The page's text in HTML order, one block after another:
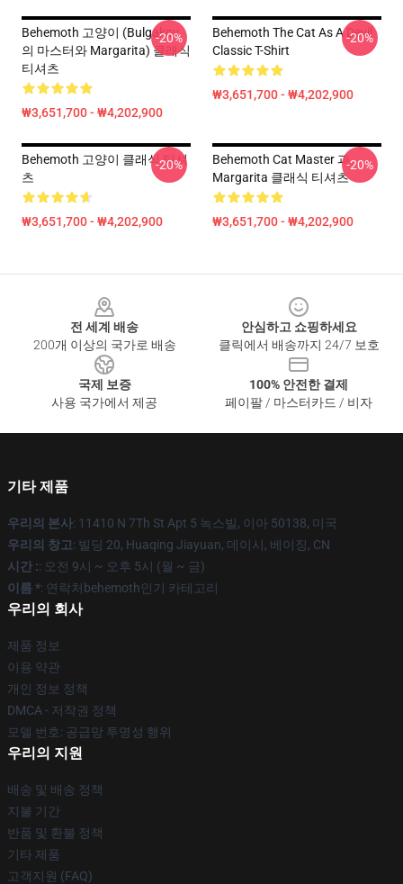
Behemoth 고양이 (Bulgakov
의 마스터와 Margarita) 클래식
티셔츠
₩3,651,700 - ₩4,202,900
-20%
Behemoth The Cat As A Devil
Classic T-Shirt
₩3,651,700 - ₩4,202,900
-20%
Behemoth 고양이 클래식 티셔
츠
₩3,651,700 - ₩4,202,900
-20%
Behemoth Cat Master 과
Margarita 클래식 티셔츠
₩3,651,700 - ₩4,202,900
-20%
전 세계 배송
200개 이상의 국가로 배송
안심하고 쇼핑하세요
클릭에서 배송까지 24/7 보호
국제 보증
사용 국가에서 제공
100% 안전한 결제
페이팔 / 마스터카드 / 비자
기타 제품
우리의 본사: 11410 N 7Th St Apt 5 녹스빌, 이아 50138, 미국
우리의 창고: 빌딩 20, Huaqing Jiayuan, 데이시, 베이징, CN
시간 :: 오전 9시 ~ 오후 5시 (월 ~ 금)
이름 *: 연락처behemoth인기 카테고리
우리의 회사
제품 정보
이용 약관
개인 정보 정책
DMCA - 저작권 정책
모델 번호: 공급망 투명성 행위
우리의 지원
배송 및 배송 정책
지불 기간
반품 및 환불 정책
기타 제품
고객지원 (FAQ)